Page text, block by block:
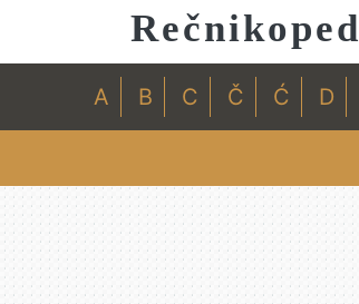
A B C Č Ć D